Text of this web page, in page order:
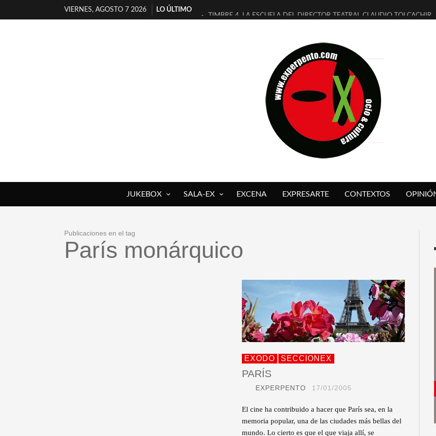
VIERNES, AGOSTO 7 2026
LO ÚLTIMO
TIMBRE 4, LA ESCUELA DEL DIRECTOR TEATRAL CLAUDIO TOLCACHIR
MILITARES JUDÍAS EN #EXVITA
D’BALDOMEROS REINVENTAN [BITÁCORA 3.0] EN EXVITA
MARSHALL FLASH PRESENTA EN EXVITA [RELATIVA SENCILLEZ]
JOFRE BARDAGÍ EN EXVITA INTERPRETANDO A SERRAT
YORCH PRESENTA [CURSO DE ARMONÍA PERSECUTORIA] EN EXVITA
MAGALÍ SARE NOS EXPLICA [DESCASADA]
«NO TENGO PUTOS SUEÑOS»
JUKEBOX SALA-EX EXCENA EXPRESARTE CONTEXTOS
Publicaciones en el tag
París monárquico
EXODO SECCIONEX
PARÍS
EXPERPENTO 17/01/2005
El cine ha contribuido a hacer que París sea, en la
memoria popular, una de las ciudades más bellas del
mundo. Lo cierto es que el que viaja allí, se